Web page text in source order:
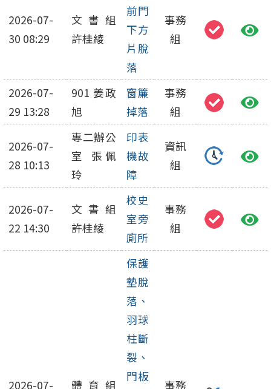
2026-07-
30 08:29
文書組
許桂綾
前門
下方
片脫
落
事務
組
2026-07-
29 13:28
901 姜政
旭
窗簾
掉落
事務
組
2026-07-
28 10:13
專二辦公
室 張佩
玲
印表
機故
障
資訊
組
2026-07-
22 14:30
文書組
許桂綾
校史
室旁
廁所
事務
組
2026-07- 體育組
保護
墊脫
落、
羽球
柱斷
裂、
門板
事務